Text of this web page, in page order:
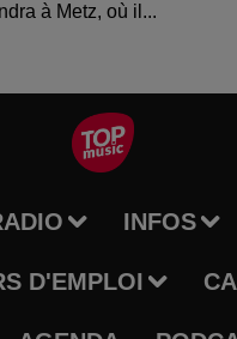
à Metz, où il...
INFOS
D'EMPLOI